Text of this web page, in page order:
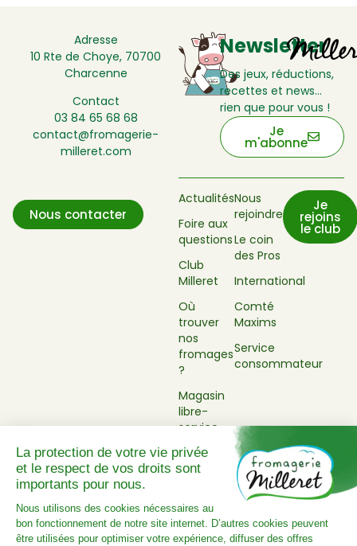
Adresse
10 Rte de Choye, 70700
Charcenne
Contact
03 84 65 68 68
contact@fromagerie-
milleret.com
Nous contacter
Newsletter
Des jeux, réductions,
recettes et news…
rien que pour vous !
Je
m'abonne
Actualités
Foire aux
questions
Club
Milleret
Où
trouver
nos
fromages
?
Magasin
libre-
service
Nous
rejoindre
Le coin
des Pros
International
Comté
Maxims
Service
consommateur
Je
rejoins
le club
Mentions légales
Politique de confidentialité
Plan du site